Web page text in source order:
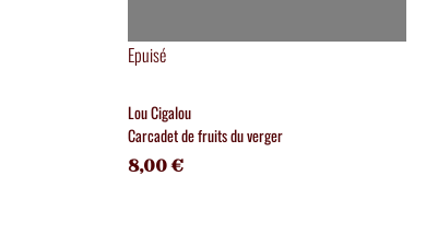
Epuisé
Lou Cigalou
Carcadet de fruits du verger
8,00 €